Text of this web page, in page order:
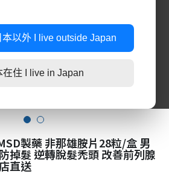
本以外 I live outside Japan
在住 I live in Japan
/痠痛
治療藥品
品
策
基づく表記
製藥 非那雄胺片28粒/盒 男
掉髮 逆轉脫髮禿頭 改善前列腺
直送